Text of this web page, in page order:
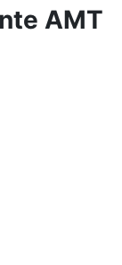
AMT